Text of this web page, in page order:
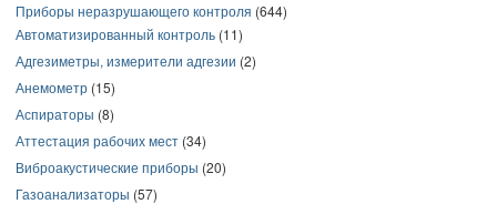
Приборы неразрушающего контроля (644)
Автоматизированный контроль (11)
Адгезиметры, измерители адгезии (2)
Анемометр (15)
Аспираторы (8)
Аттестация рабочих мест (34)
Виброакустические приборы (20)
Газоанализаторы (57)